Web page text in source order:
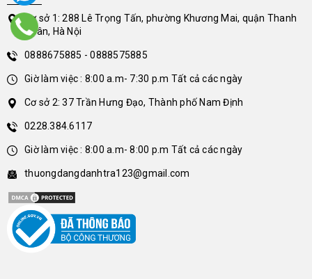
Cơ sở 1: 288 Lê Trọng Tấn, phường Khương Mai, quận Thanh
Xuân, Hà Nội
0888675885 - 0888575885
Giờ làm việc : 8:00 a.m- 7:30 p.m Tất cả các ngày
Cơ sở 2: 37 Trần Hưng Đạo, Thành phố Nam Định
0228.384.6117
Giờ làm việc : 8:00 a.m- 8:00 p.m Tất cả các ngày
thuongdangdanhtra123@gmail.com